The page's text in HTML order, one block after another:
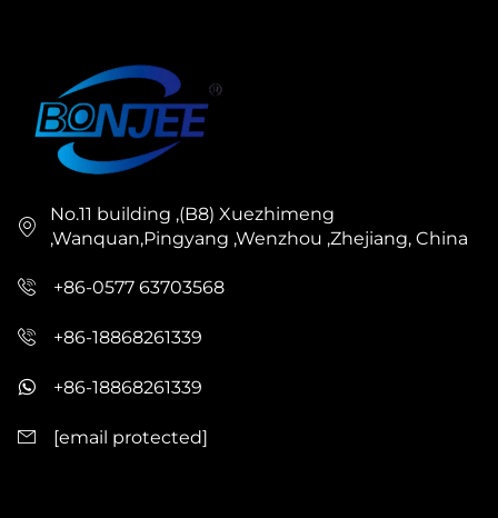
No.11 building ,(B8) Xuezhimeng
,Wanquan,Pingyang ,Wenzhou ,Zhejiang, China
+86-0577 63703568
+86-18868261339
+86-18868261339
[email protected]